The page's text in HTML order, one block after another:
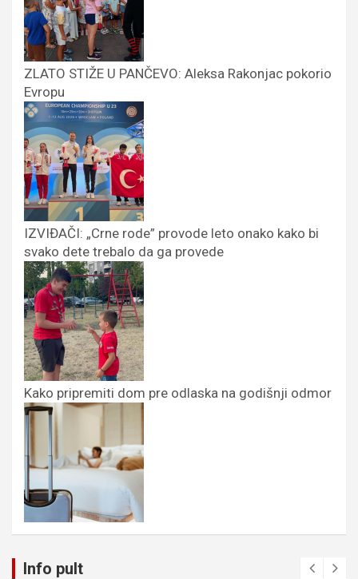
ZLATO STIŽE U PANČEVO: Aleksa Rakonjac pokorio
Evropu
IZVIĐAČI: „Crne rode” provode leto onako kako bi
svako dete trebalo da ga provede
Kako pripremiti dom pre odlaska na godišnji odmor
Info pult